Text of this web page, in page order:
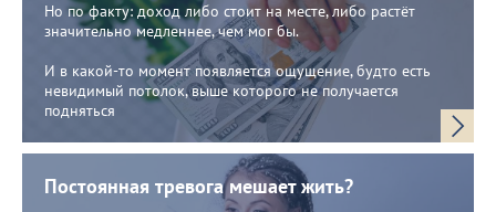
Но по факту: доход либо стоит на месте, либо растёт
значительно медленнее, чем мог бы.
И в какой-то момент появляется ощущение, будто есть
невидимый потолок, выше которого не получается
подняться
Постоянная тревога мешает жить?